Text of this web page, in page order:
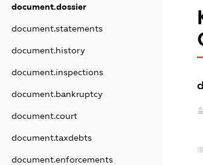
document.dossier
document.statements
document.history
document.inspections
document.bankruptcy
document.court
document.taxdebts
document.enforcements